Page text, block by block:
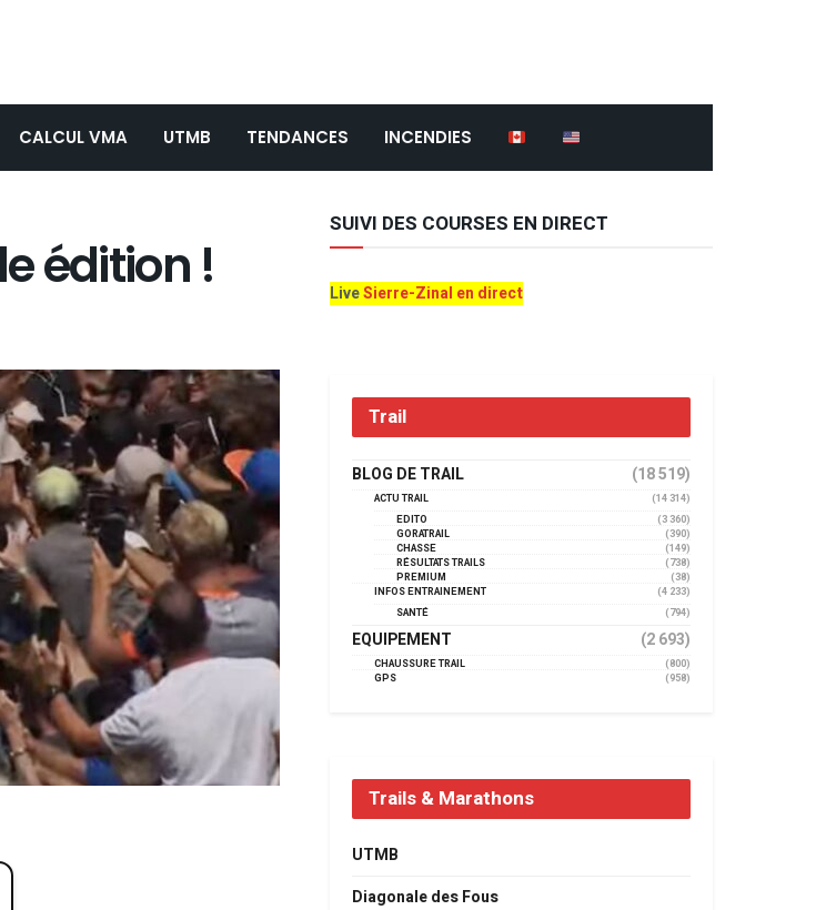
CALCUL VMA UTMB TENDANCES INCENDIES
édition !
SUIVI DES COURSES EN DIRECT
LiveSierre-Zinal en direct
Trail
BLOG DE TRAIL (18 519)
ACTU TRAIL
(14 314)
EDITO
(3 360)
GORATRAIL
(390)
CHASSE
(149)
RÉSULTATS TRAILS
(738)
PREMIUM
(38)
INFOS ENTRAINEMENT
(4 233)
SANTÉ
(794)
EQUIPEMENT (2 693)
CHAUSSURE TRAIL
(800)
GPS
(958)
Trails & Marathons
UTMB
Diagonale des Fous